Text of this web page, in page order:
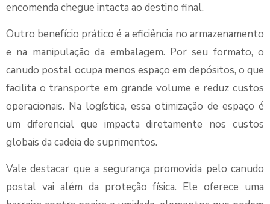
encomenda chegue intacta ao destino final.
Outro benefício prático é a eficiência no armazenamento
e na manipulação da embalagem. Por seu formato, o
canudo postal ocupa menos espaço em depósitos, o que
facilita o transporte em grande volume e reduz custos
operacionais. Na logística, essa otimização de espaço é
um diferencial que impacta diretamente nos custos
globais da cadeia de suprimentos.
Vale destacar que a segurança promovida pelo canudo
postal vai além da proteção física. Ele oferece uma